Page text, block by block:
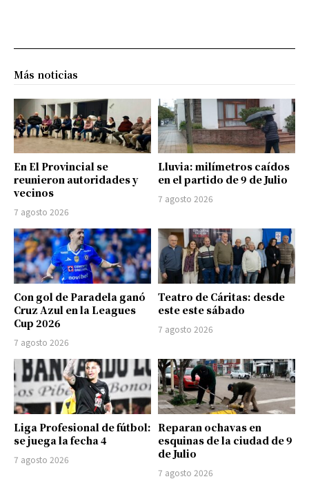
Más noticias
En El Provincial se
reunieron autoridades y
vecinos
7 agosto 2026
Lluvia: milímetros caídos
en el partido de 9 de Julio
7 agosto 2026
Con gol de Paradela ganó
Cruz Azul en la Leagues
Cup 2026
7 agosto 2026
Teatro de Cáritas: desde
este este sábado
7 agosto 2026
Liga Profesional de fútbol:
se juega la fecha 4
7 agosto 2026
Reparan ochavas en
esquinas de la ciudad de 9
de Julio
7 agosto 2026